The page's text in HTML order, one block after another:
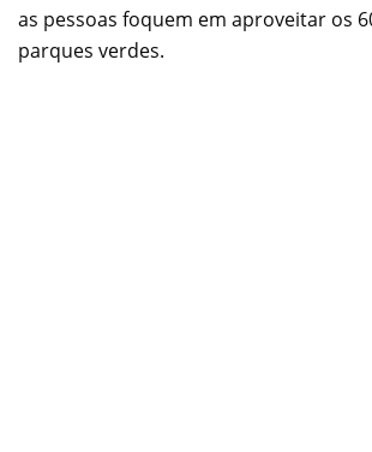
as pessoas foquem em aproveitar os
parques verdes.